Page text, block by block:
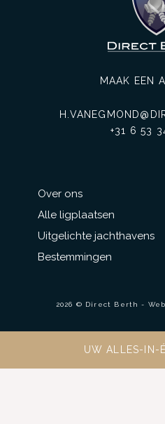
Over ons
Alle ligplaatsen
Uitgelichte jachthavens
Bestemmingen
MAAK EEN
+31 6 53
2026 © Direct Berth -
UW ALLES-IN-